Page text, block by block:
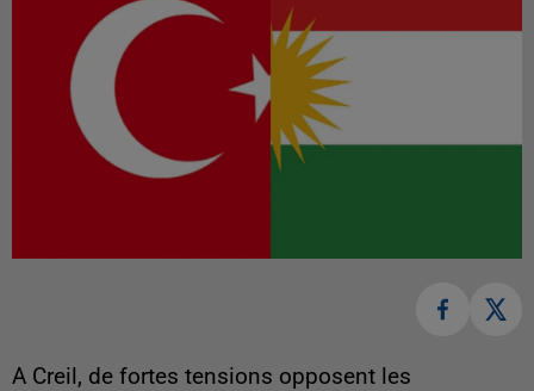
A Creil, de fortes tensions opposent les